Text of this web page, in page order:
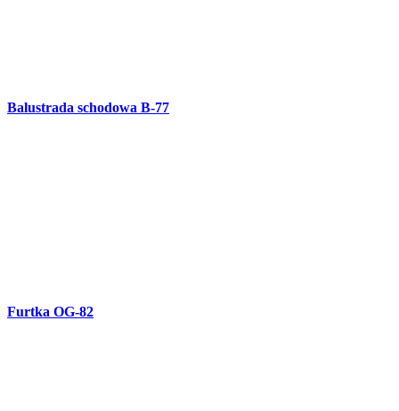
Furtka kuta OG-80
Balustrada kuta balkonowa i schodowa B-75